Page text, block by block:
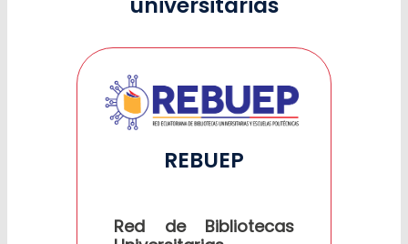
REBUEP
Red de Bibliotecas